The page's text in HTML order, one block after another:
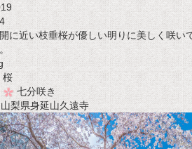
4
に近い枝垂桜が優しい明りに美しく咲い
桜
七分咲き
梨県身延山久遠寺